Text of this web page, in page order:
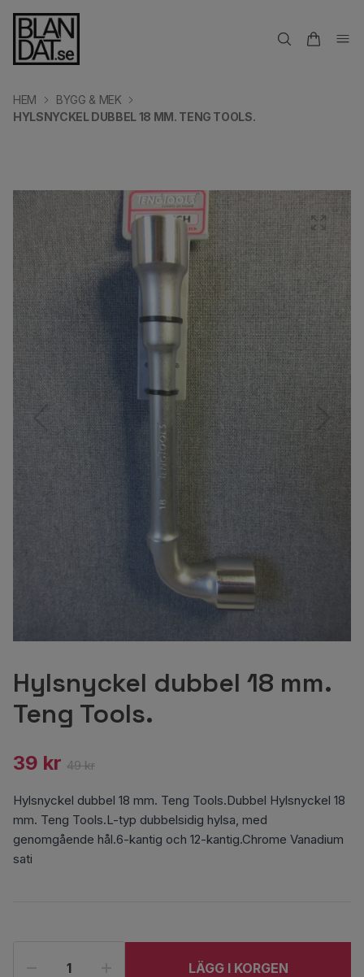
HEM
BYGG & MEK
HYLSNYCKEL DUBBEL 18 MM. TENG TOOLS.
Hylsnyckel dubbel 18 mm.
Teng Tools.
39 kr 49 kr
Hylsnyckel dubbel 18 mm. Teng Tools.Dubbel Hylsnyckel 18
mm. Teng Tools.L-typ dubbelsidig hylsa, med
genomgående hål.6-kantig och 12-kantig.Chrome Vanadium
sati
LÄGG I KORGEN